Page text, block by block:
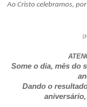
Ao Cristo celebramos,
Some o dia, mês do
Dando o
aniversário,